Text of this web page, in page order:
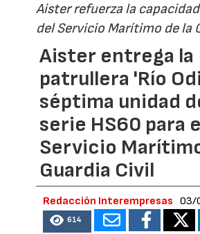
Aister refuerza la
del Servicio Marítimo de la
Aister entrega la
patrullera 'Río
séptima unidad
serie HS60 para
Servicio
Guardia Civil
Redacción Interempresas 03/
614